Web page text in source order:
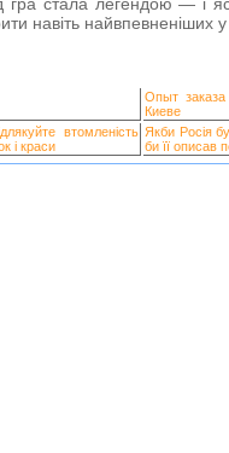
навіть найвпевненіших у
Опыт
Киеве
втомленість
і краси
Якби Росія
би її описав